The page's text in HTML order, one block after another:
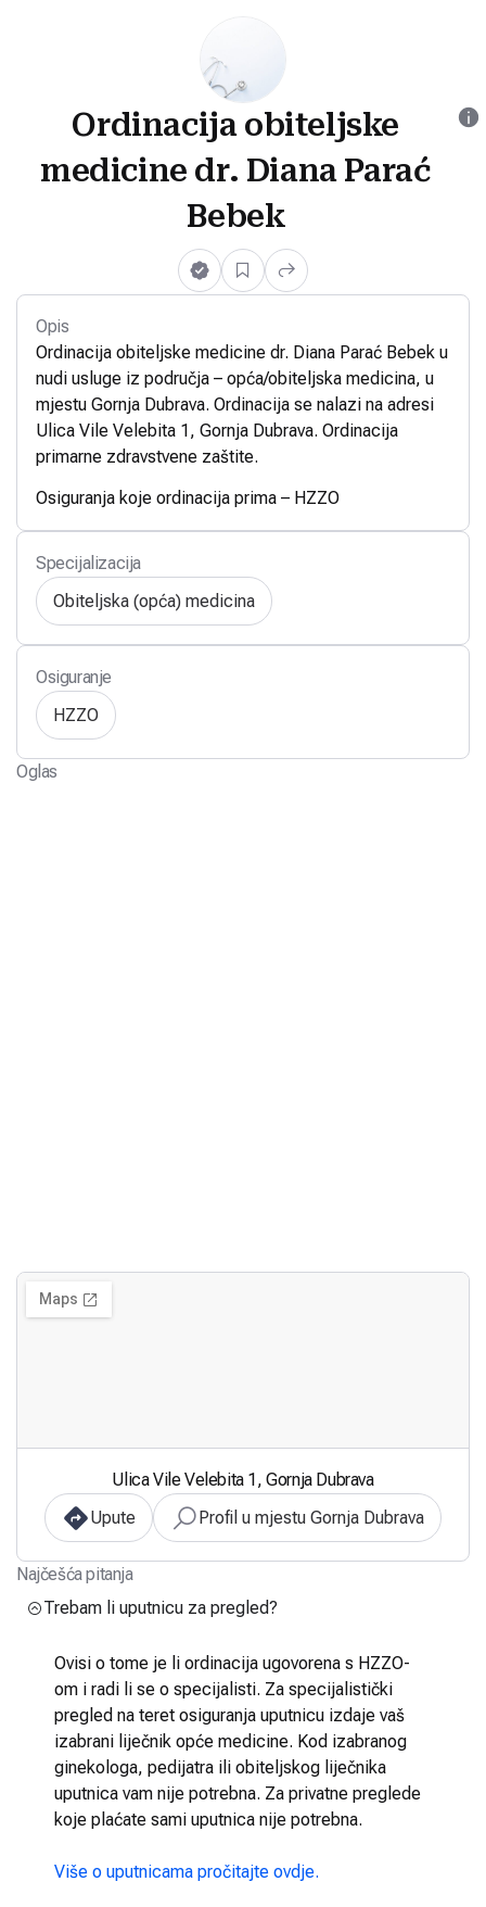
Ordinacija obiteljske
medicine dr. Diana Parać
Bebek
Opis
Ordinacija obiteljske medicine dr. Diana Parać Bebek u
nudi usluge iz područja – opća/obiteljska medicina, u
mjestu Gornja Dubrava. Ordinacija se nalazi na adresi
Ulica Vile Velebita 1, Gornja Dubrava. Ordinacija
primarne zdravstvene zaštite.
Osiguranja koje ordinacija prima – HZZO
Specijalizacija
Obiteljska (opća) medicina
Osiguranje
HZZO
Oglas
Ulica Vile Velebita 1, Gornja Dubrava
Upute
Profil u mjestu Gornja Dubrava
Najčešća pitanja
Trebam li uputnicu za pregled?
Ovisi o tome je li ordinacija ugovorena s HZZO-
om i radi li se o specijalisti. Za specijalistički
pregled na teret osiguranja uputnicu izdaje vaš
izabrani liječnik opće medicine. Kod izabranog
ginekologa, pedijatra ili obiteljskog liječnika
uputnica vam nije potrebna. Za privatne preglede
koje plaćate sami uputnica nije potrebna.
Više o uputnicama pročitajte ovdje.